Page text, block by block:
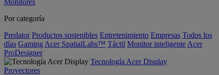
Monitores
Por categoría
Predator Productos sostenibles Entretenimiento Empresas Todos los
días Gaming Acer SpatialLabs™ Táctil Monitor inteligente Acer
ProDesigner
Tecnología Acer Display
Proyectores